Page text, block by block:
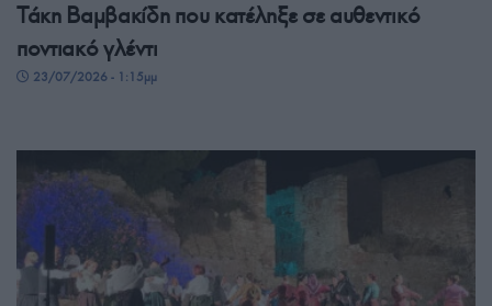
Τάκη Βαμβακίδη που κατέληξε σε αυθεντικό
ποντιακό γλέντι
23/07/2026 - 1:15μμ